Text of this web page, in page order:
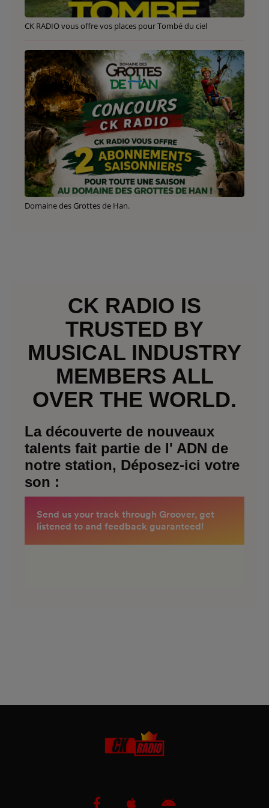
CK RADIO vous offre vos places pour Tombé du ciel
Domaine des Grottes de Han.
CK RADIO IS
TRUSTED BY
MUSICAL INDUSTRY
MEMBERS ALL
OVER THE WORLD.
La découverte de nouveaux
talents fait partie de l' ADN de
notre station, Déposez-ici votre
son :